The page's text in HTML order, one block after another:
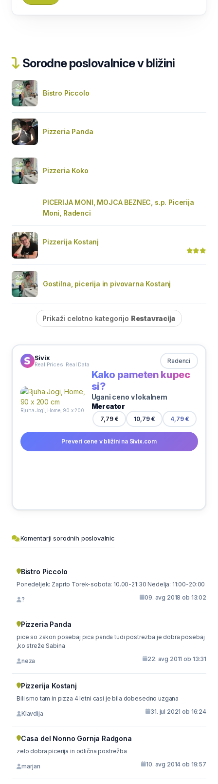
Sorodne poslovalnice v bližini
Bistro Piccolo
Pizzeria Panda
Pizzeria Koko
PICERIJA MONI, MOJCA BEZNEC, s.p. Picerija
Moni, Radenci
Pizzerija Kostanj
Gostilna, picerija in pivovarna Kostanj
Prikaži celotno kategorijo Restavracija
Sivix
Real Prices. Real Data Radenci
Kako pameten kupec
si?
Ugani ceno v lokalnem
Mercator
7,79 € 10,79 € 4,79 €
Preveri cene v bližini na Sivix.com
Komentarji sorodnih poslovalnic
Bistro Piccolo
Ponedeljek: Zaprto Torek-sobota: 10.00-21:30 Nedelja: 11:00-20:00
? 09. avg 2018 ob 13:02
Pizzeria Panda
pice so zakon posebaj pica panda tudi postrezba je dobra posebaj
,ko streže Sabina
neza 22. avg 2011 ob 13:31
Pizzerija Kostanj
Bili smo tam in pizza 4 letni casi je bila dobesedno uzgana
Klavdija 31. jul 2021 ob 16:24
Casa del Nonno Gornja Radgona
zelo dobra picerija in odlična postrežba
marjan 10. avg 2014 ob 19:57